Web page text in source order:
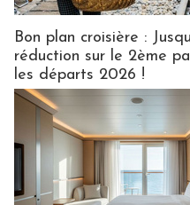
Bon plan croisière :
réduction sur le 2ème
les départs 2026 !